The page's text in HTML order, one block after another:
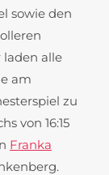
sowie den
laden alle
am
zu
von 16:15
Franka